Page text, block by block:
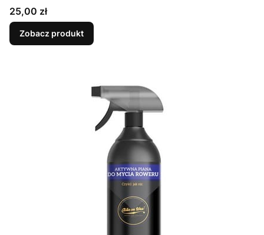
Cena
25,00 zł
Zobacz produkt